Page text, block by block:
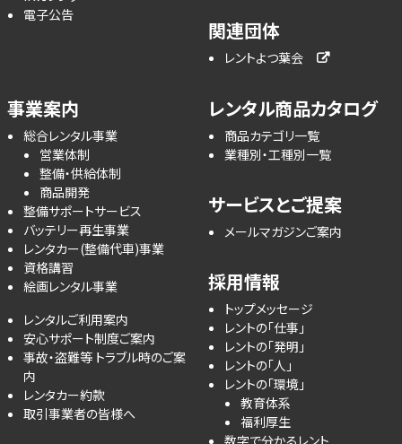
電子公告
関連団体
レントよつ葉会
事業案内
総合レンタル事業
営業体制
整備・供給体制
商品開発
整備サポートサービス
バッテリー再生事業
レンタカー(整備代車)事業
資格講習
絵画レンタル事業
レンタルご利用案内
安心サポート制度ご案内
事故・盗難等 トラブル時のご案
内
レンタカー約款
取引事業者の皆様へ
レンタル商品カタログ
商品カテゴリ一覧
業種別・工種別一覧
サービスとご提案
メールマガジンご案内
採用情報
トップメッセージ
レントの「仕事」
レントの「発明」
レントの「人」
レントの「環境」
教育体系
福利厚生